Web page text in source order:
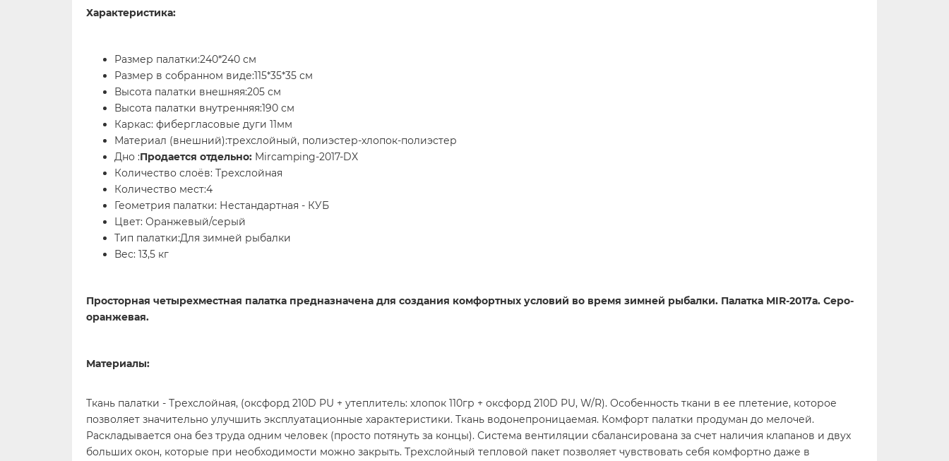
Характеристика:
Размер палатки:240*240 см
Размер в собранном виде:115*35*35 см
Высота палатки внешняя:205 см
Высота палатки внутренняя:190 см
Каркас: фибергласовые дуги 11мм
Материал (внешний):трехслойный, полиэстер-хлопок-полиэстер
Дно :Продается отдельно: Mircamping-2017-DX
Количество слоёв: Трехслойная
Количество мест:4
Геометрия палатки: Нестандартная - КУБ
Цвет: Оранжевый/серый
Тип палатки:Для зимней рыбалки
Вес: 13,5 кг
Просторная четырехместная палатка предназначена для создания комфортных условий во время зимней рыбалки. Палатка MIR-2017а. Серо-
оранжевая.
Материалы:
Ткань палатки - Трехслойная, (оксфорд 210D PU + утеплитель: хлопок 110гр + оксфорд 210D PU, W/R). Особенность ткани в ее плетение, которое
позволяет значительно улучшить эксплуатационные характеристики. Ткань водонепроницаемая. Комфорт палатки продуман до мелочей.
Раскладывается она без труда одним человек (просто потянуть за концы). Система вентиляции сбалансирована за счет наличия клапанов и двух
больших окон, которые при необходимости можно закрыть. Трехслойный тепловой пакет позволяет чувствовать себя комфортно даже в